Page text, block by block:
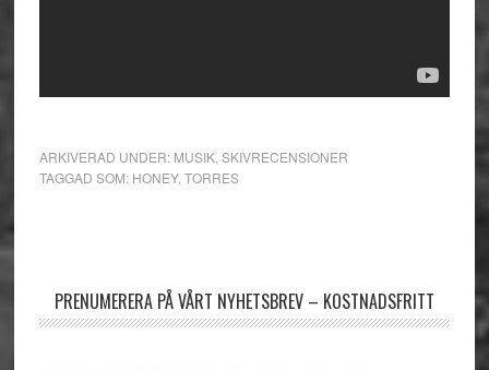
ARKIVERAD UNDER: MUSIK, SKIVRECENSIONER
TAGGAD SOM: HONEY, TORRES
PRENUMERERA PÅ VÅRT NYHETSBREV – KOSTNADSFRITT